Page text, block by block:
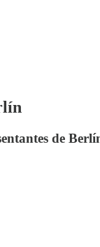
de